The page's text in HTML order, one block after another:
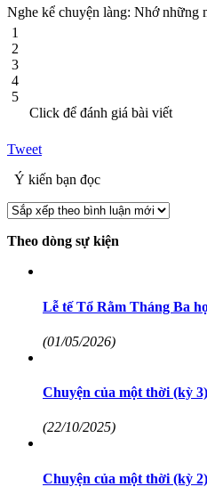
Nghe kể chuyện làng: Nhớ những
1
2
3
4
5
Click để đánh giá bài viết
Tweet
Ý kiến bạn đọc
Theo dòng sự kiện
Lễ tế Tổ Rằm Tháng Ba
(01/05/2026)
Chuyện của một thời (kỳ 3)
(22/10/2025)
Chuyện của một thời (kỳ 2)